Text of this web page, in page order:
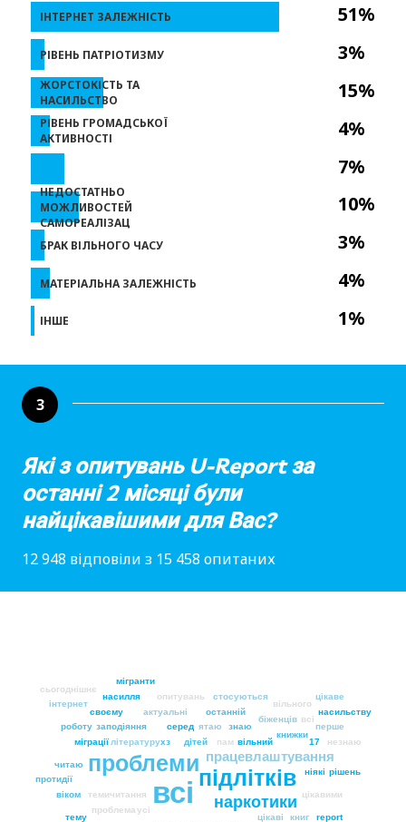
51%
3%
15%
4%
7%
10%
3%
4%
1%
ІНТЕРНЕТ ЗАЛЕЖНІСТЬ
РІВЕНЬ ПАТРІОТИЗМУ
ЖОРСТОКІСТЬ ТА
НАСИЛЬСТВО
РІВЕНЬ ГРОМАДСЬКОЇ
АКТИВНОСТІ
НЕДОСТАТНЬО
МОЖЛИВОСТЕЙ
САМОРЕАЛІЗАЦ
БРАК ВІЛЬНОГО ЧАСУ
МАТЕРІАЛЬНА ЗАЛЕЖНІСТЬ
ІНШЕ
3
Які з опитувань U-Report за
останні 2 місяці були
найцікавішими для Вас?
12 948 відповіли з 15 458 опитаних
всі підлітків
проблеми
наркотики
працевлаштування
усі
цікаві
читання
проблема
літературу дітей вільний
книг
книжки
заподіяння
серед
пам
ятаю знаю
ніякі
біженців
міграції
цікавими
своєму
теми
актуальні останній
вільного
перше
хз
report
17
роботу
тему
інтернет
віком
насилля опитувань стосуються
читаю
насильству
незнаю
рішень
сьогоднішнє
цікаве
всi
протидії
мігранти